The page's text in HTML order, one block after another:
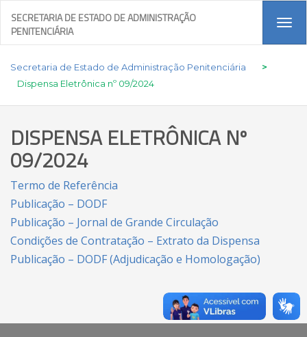
SECRETARIA DE ESTADO DE ADMINISTRAÇÃO
PENITENCIÁRIA
Secretaria de Estado de Administração Penitenciária
>
Dispensa Eletrônica nº 09/2024
DISPENSA ELETRÔNICA Nº
09/2024
Termo de Referência
Publicação – DODF
Publicação – Jornal de Grande Circulação
Condições de Contratação – Extrato da Dispensa
Publicação – DODF (Adjudicação e Homologação)